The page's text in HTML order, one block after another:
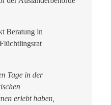
Beratung in
Tage in der
erlebt haben,